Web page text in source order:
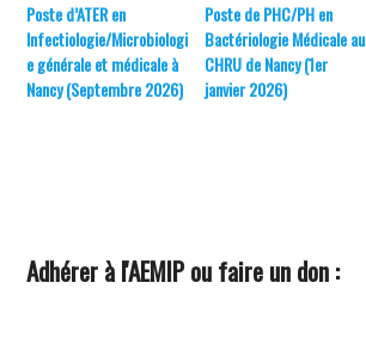
Poste d’ATER en
Infectiologie/Microbiologi
e générale et médicale à
Nancy (Septembre 2026)
Poste de PHC/PH en
Bactériologie Médicale au
CHRU de Nancy (1er
janvier 2026)
Adhérer à l'AEMIP ou faire un don :